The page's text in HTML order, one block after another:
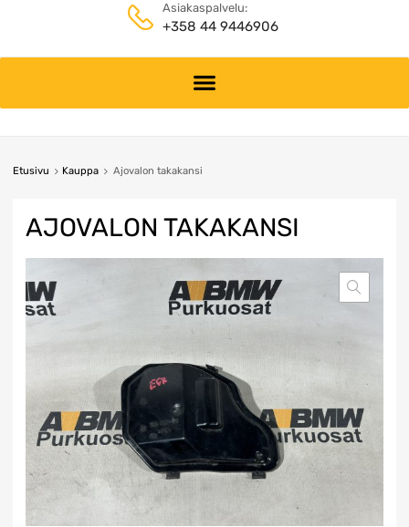
Asiakaspalvelu:
+358 44 9446906
content
Etusivu Kauppa Ajovalon takakansi
AJOVALON TAKAKANSI